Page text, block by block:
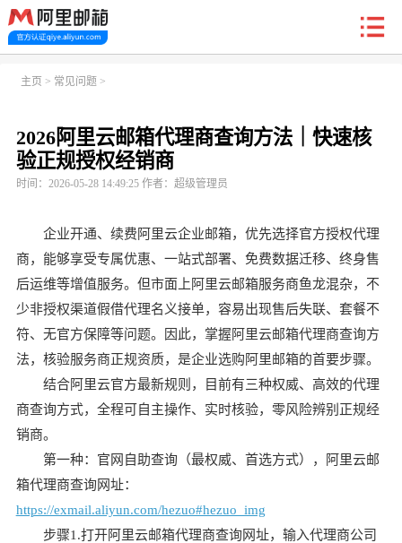
首页 阿里企业邮箱 信创邮 收费标准 功能
主页 > 常见问题 >
2026阿里云邮箱代理商查询方法｜快速核
验正规授权经销商
时间：2026-05-28 14:49:25 作者：超级管理员
企业开通、续费阿里云企业邮箱，优先选择官方授权代理
商，能够享受专属优惠、一站式部署、免费数据迁移、终身售
后运维等增值服务。但市面上阿里云邮箱服务商鱼龙混杂，不
少非授权渠道假借代理名义接单，容易出现售后失联、套餐不
符、无官方保障等问题。因此，掌握阿里云邮箱代理商查询方
法，核验服务商正规资质，是企业选购阿里邮箱的首要步骤。
结合阿里云官方最新规则，目前有三种权威、高效的代理
商查询方式，全程可自主操作、实时核验，零风险辨别正规经
销商。
第一种：官网自助查询（最权威、首选方式），阿里云邮
箱代理商查询网址：
https://exmail.aliyun.com/hezuo#hezuo_img
步骤1.打开阿里云邮箱代理商查询网址，输入代理商公司